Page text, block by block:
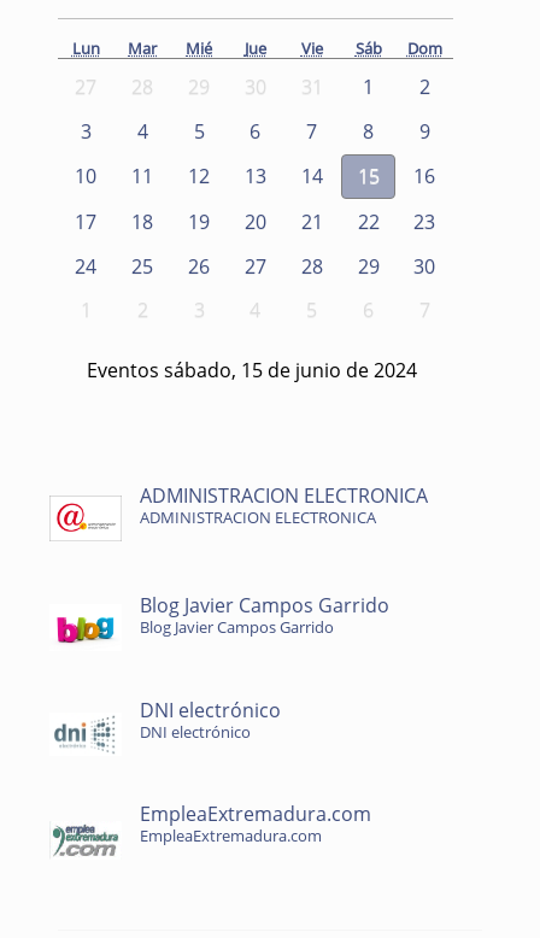
Lun Mar Mié Jue Vie Sáb Dom
27 28 29 30 31 1
2
3
4 5 6 7 8
9
10
11 12 13 14 15
16
17
18 19 20 21 22
23
24
25 26 27 28 29
30
1
2 3 4 5 6 7
Eventos sábado, 15 de junio de 2024
ADMINISTRACION ELECTRONICA
ADMINISTRACION ELECTRONICA
Blog Javier Campos Garrido
Blog Javier Campos Garrido
DNI electrónico
DNI electrónico
EmpleaExtremadura.com
EmpleaExtremadura.com